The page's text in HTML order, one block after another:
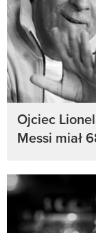
Ojciec
Messi miał